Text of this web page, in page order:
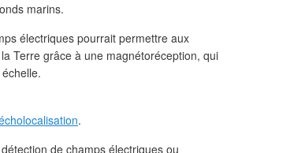
marins.
électriques pourrait permettre aux
Terre grâce à une magnétoréception, qui
.
de champs électriques ou